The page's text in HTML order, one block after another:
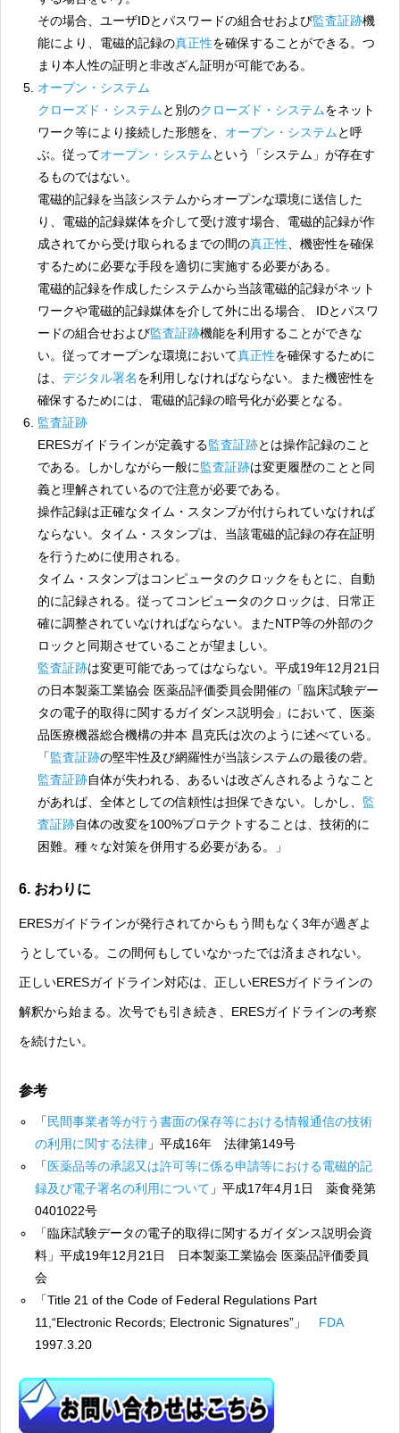
その場合、ユーザIDとパスワードの組合せおよび監査証跡機
能により、電磁的記録の真正性を確保することができる。つ
まり本人性の証明と非改ざん証明が可能である。
オープン・システム
クローズド・システム と別のクローズド・システムをネット
ワーク等により接続した形態を、 オープン・システム と呼
ぶ。従ってオープン・システム という「システム」が存在す
るものではない。
電磁的記録を当該システムからオープンな環境に送信した
り、電磁的記録媒体を介して受け渡す場合、電磁的記録が作
成されてから受け取られるまでの間の真正性 、機密性を確保
するために必要な手段を適切に実施する必要がある。
電磁的記録を作成したシステムから当該電磁的記録がネット
ワークや電磁的記録媒体を介して外に出る場合、 IDとパスワ
ードの組合せおよび監査証跡機能を利用することができな
い。従ってオープンな環境において真正性を確保するために
は、 デジタル署名を利用しなければならない。また機密性を
確保するためには、電磁的記録の暗号化が必要となる。
監査証跡
ERESガイドラインが定義する監査証跡とは操作記録のこと
である。しかしながら一般に監査証跡は変更履歴のことと同
義と理解されているので注意が必要である。
操作記録は正確なタイム・スタンプが付けられていなければ
ならない。タイム・スタンプは、当該電磁的記録の存在証明
を行うために使用される。
タイム・スタンプはコンピュータのクロックをもとに、自動
的に記録される。従ってコンピュータのクロックは、日常正
確に調整されていなければならない。またNTP等の外部のク
ロックと同期させていることが望ましい。
監査証跡は変更可能であってはならない。平成19年12月21日
の日本製薬工業協会 医薬品評価委員会開催の「臨床試験デー
タの電子的取得に関するガイダンス説明会」において、医薬
品医療機器総合機構の井本 昌克氏は次のように述べている。
「監査証跡の堅牢性及び網羅性が当該システムの最後の砦。
監査証跡自体が失われる、あるいは改ざんされるようなこと
があれば、全体としての信頼性は担保できない。しかし、 監
査証跡自体の改変を100%プロテクトすることは、技術的に
困難。種々な対策を併用する必要がある。」
6. おわりに
ERESガイドラインが発行されてからもう間もなく3年が過ぎよ
うとしている。この間何もしていなかったでは済まされない。
正しいERESガイドライン対応は、正しいERESガイドラインの
解釈から始まる。次号でも引き続き、ERESガイドラインの考察
を続けたい。
参考
「民間事業者等が行う書面の保存等における情報通信の技術
の利用に関する法律 」平成16年 法律第149号
「 医薬品等の承認又は許可等に係る申請等における電磁的記
録及び電子署名の利用について 」平成17年4月1日 薬食発第
0401022号
「臨床試験データの電子的取得に関するガイダンス説明会資
料」平成19年12月21日 日本製薬工業協会 医薬品評価委員
会
「Title 21 of the Code of Federal Regulations Part
11,“Electronic Records; Electronic Signatures”」 FDA
1997.3.20